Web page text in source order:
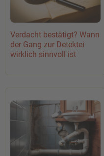
Verdacht bestätigt? Wann
der Gang zur Detektei
wirklich sinnvoll ist